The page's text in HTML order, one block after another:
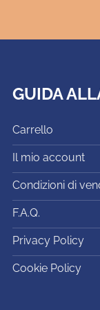
GUIDA
Carrello
Il mio account
Condizioni di
F.A.Q.
Privacy Policy
Cookie Policy